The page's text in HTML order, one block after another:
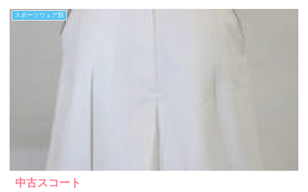
スポーツウェア類
中古スコート